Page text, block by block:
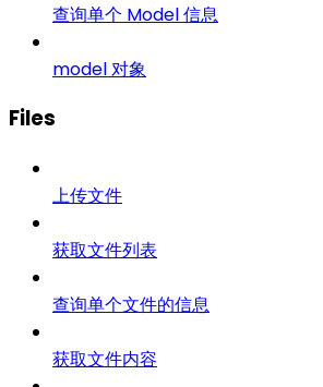
查询单个 Model 信息
model 对象
Files
上传文件
获取文件列表
查询单个文件的信息
获取文件内容